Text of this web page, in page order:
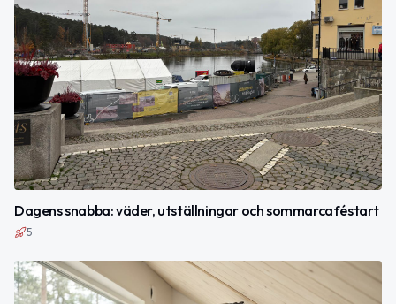
Dagens snabba: väder, utställningar och sommarcaféstart
5